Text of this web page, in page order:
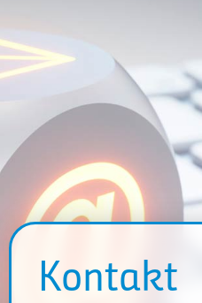
Kontakt